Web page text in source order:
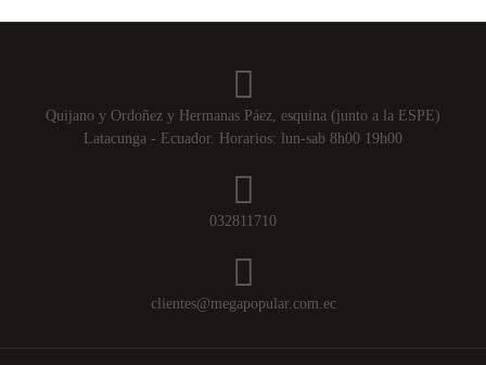
Quijano y Ordoñez y Hermanas Páez, esquina (junto a la ESPE)
Latacunga - Ecuador. Horarios: lun-sab 8h00 19h00
032811710
clientes@megapopular.com.ec